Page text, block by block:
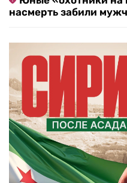
насмерть забили